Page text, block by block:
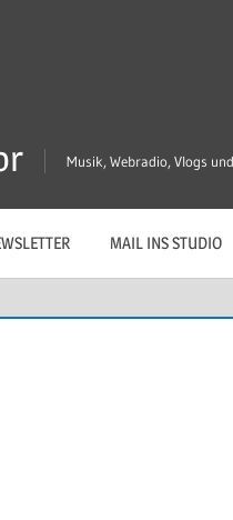
Musik, Webradio, Vlogs
MAIL INS STUDIO